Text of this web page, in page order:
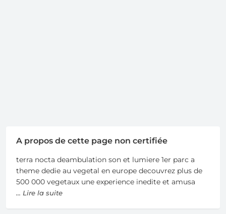
A propos de cette page non certifiée
terra nocta deambulation son et lumiere 1er parc a
theme dedie au vegetal en europe decouvrez plus de
500 000 vegetaux une experience inedite et amusa
... Lire la suite